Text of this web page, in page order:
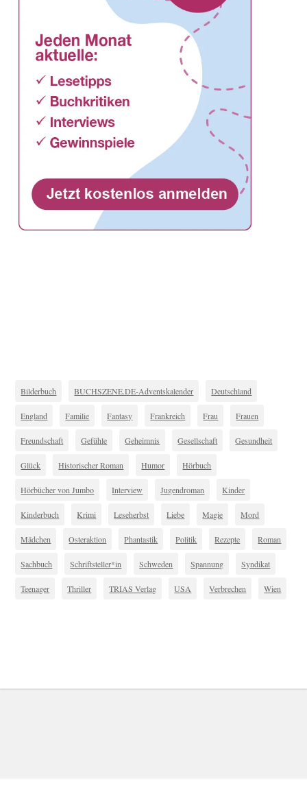
Bilderbuch BUCHSZENE.DE-Adventskalender Deutschland
England Familie Fantasy Frankreich Frau Frauen
Freundschaft Gefühle Geheimnis Gesellschaft Gesundheit
Glück Historischer Roman Humor Hörbuch
Hörbücher von Jumbo Interview Jugendroman Kinder
Kinderbuch Krimi Leseherbst Liebe Magie Mord
Mädchen Osteraktion Phantastik Politik Rezepte Roman
Sachbuch Schriftsteller*in Schweden Spannung Syndikat
Teenager Thriller TRIAS Verlag USA Verbrechen Wien